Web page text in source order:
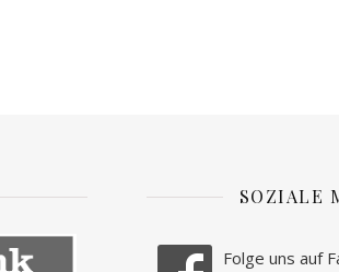
SOZIALE
Folge uns auf